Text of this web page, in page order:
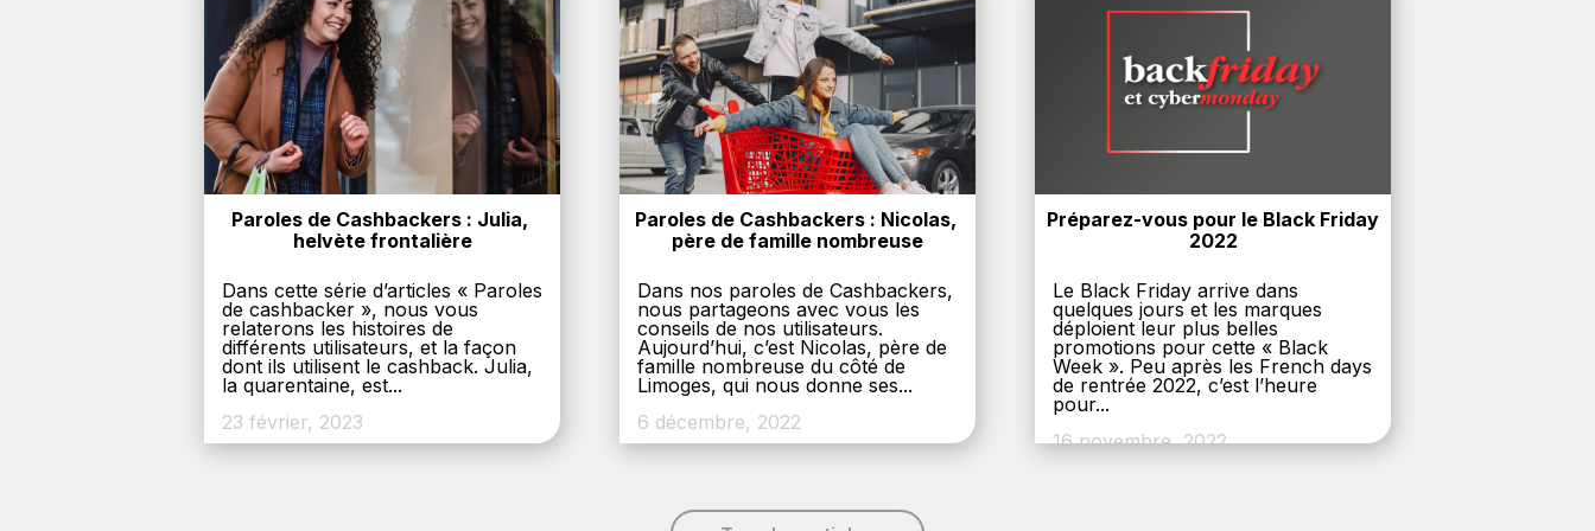
Paroles de Cashbackers : Julia,
helvète frontalière
Dans cette série d’articles « Paroles
de cashbacker », nous vous
relaterons les histoires de
différents utilisateurs, et la façon
dont ils utilisent le cashback. Julia,
la quarentaine, est...
23 février, 2023
Paroles de Cashbackers : Nicolas,
père de famille nombreuse
Dans nos paroles de Cashbackers,
nous partageons avec vous les
conseils de nos utilisateurs.
Aujourd’hui, c’est Nicolas, père de
famille nombreuse du côté de
Limoges, qui nous donne ses...
6 décembre, 2022
Préparez-vous pour le Black Friday
2022
Le Black Friday arrive dans
quelques jours et les marques
déploient leur plus belles
promotions pour cette « Black
Week ». Peu après les French days
de rentrée 2022, c’est l’heure
pour...
16 novembre, 2022